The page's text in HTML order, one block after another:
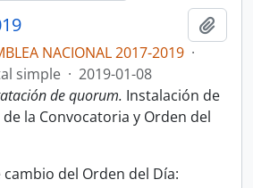
NACIONAL 2017-2019 ·
simple · 2019-01-08
de quorum. Instalación de
la Convocatoria y Orden del
del Orden del Día: